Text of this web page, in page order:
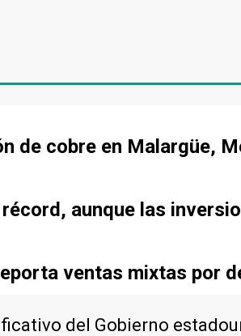
de cobre en Malargüe,
aunque las
ventas mixtas por
del Gobierno